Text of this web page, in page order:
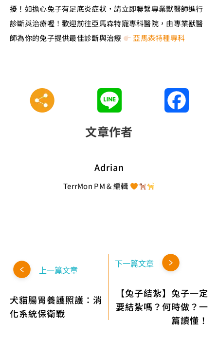
擾！如擔心兔子有足底炎症狀，請立即聯繫專業獸醫師進行
診斷與治療喔！歡迎前往亞馬森特寵專科醫院，由專業獸醫
師為你的兔子提供最佳診斷與治療
亞馬森特種專科
文章作者
Adrian
TerrMon PM & 編輯
上一篇文章
犬貓腸胃養護照護：消
化系統保衛戰
下一篇文章
【兔子結紮】兔子一定
要結紮嗎？何時做？一
篇讀懂！